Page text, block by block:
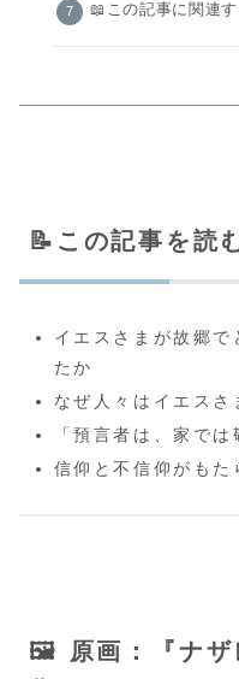
📖この記事に関連
📝この記事を読
イエスさまが故郷で
たか
なぜ人々はイエス
「預言者は、家で
信仰と不信仰がもた
🖼️ 原画：『ナザ